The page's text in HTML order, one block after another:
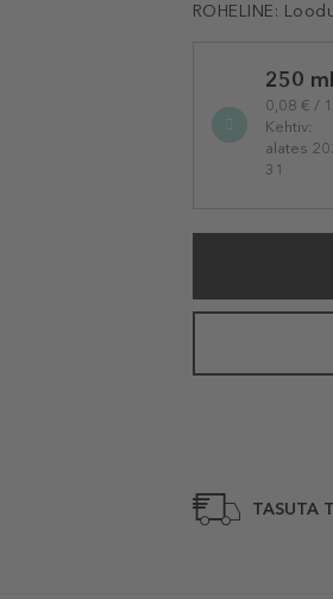
ROHELINE:
variation250 ml
0,08 € /
Kehtiv:
alates
31
TASUTA